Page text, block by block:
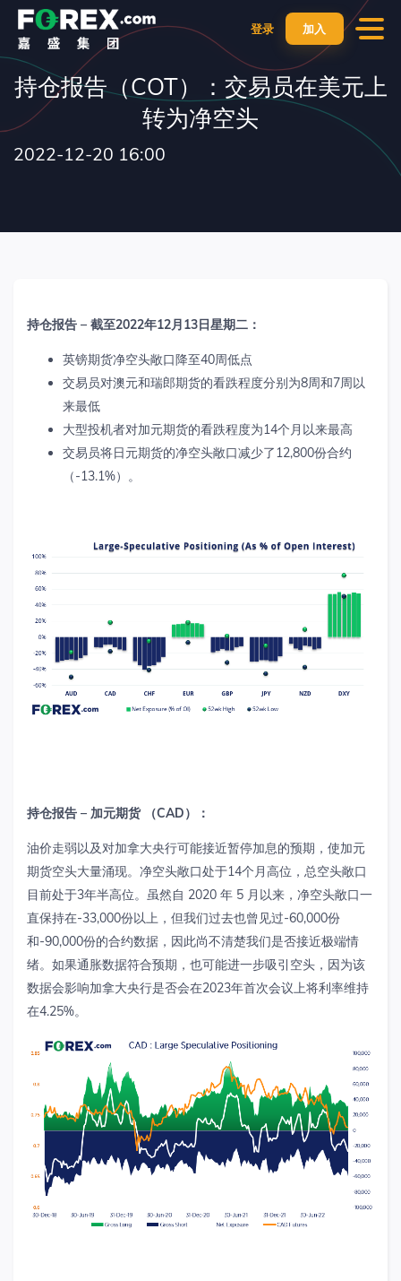
登录 加入
持仓报告（COT）：交易员在美元上
转为净空头
2022-12-20 16:00
持仓报告 – 截至2022年12月13日星期二：
英镑期货净空头敞口降至40周低点
交易员对澳元和瑞郎期货的看跌程度分别为8周和7周以
来最低
大型投机者对加元期货的看跌程度为14个月以来最高
交易员将日元期货的净空头敞口减少了 12,800份合约
（-13.1%）。
持仓报告 – 加元期货 （CAD）：
油价走弱以及对加拿大央行可能接近暂停加息的预期，使加元
期货空头大量涌现。净空头敞口处于14个月高位，总空头敞口
目前处于3年半高位。虽然自 2020 年 5 月以来，净空头敞口一
直保持在-33,000份以上，但我们过去也曾见过-60,000份
和-90,000份的合约数据，因此尚不清楚我们是否接近极端情
绪。如果通胀数据符合预期，也可能进一步吸引空头，因为该
数据会影响加拿大央行是否会在2023年首次会议上将利率维持
在4.25%。